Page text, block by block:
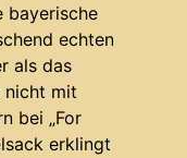
bayerische
echten
als das
nicht mit
bei „For
erklingt